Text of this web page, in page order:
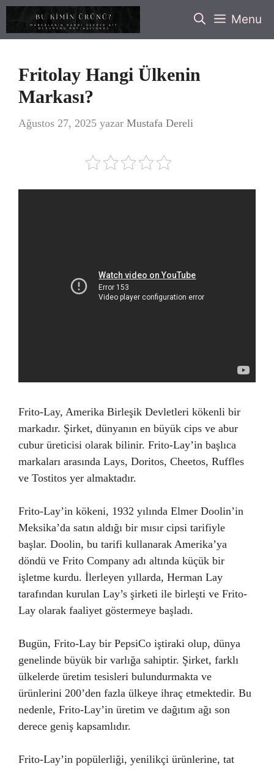
İçeriğe
Menu
Fritolay Hangi Ülkenin
Markası?
Ağustos 27, 2025 yazar Mustafa Dereli
Frito-Lay, Amerika Birleşik Devletleri kökenli bir
markadır. Şirket, dünyanın en büyük cips ve abur
cubur üreticisi olarak bilinir. Frito-Lay’in başlıca
markaları arasında Lays, Doritos, Cheetos, Ruffles
ve Tostitos yer almaktadır.
Frito-Lay’in kökeni, 1932 yılında Elmer Doolin’in
Meksika’da satın aldığı bir mısır cipsi tarifiyle
başlar. Doolin, bu tarifi kullanarak Amerika’ya
döndü ve Frito Company adı altında küçük bir
işletme kurdu. İlerleyen yıllarda, Herman Lay
tarafından kurulan Lay’s şirketi ile birleşti ve Frito-
Lay olarak faaliyet göstermeye başladı.
Bugün, Frito-Lay bir PepsiCo iştiraki olup, dünya
genelinde büyük bir varlığa sahiptir. Şirket, farklı
ülkelerde üretim tesisleri bulundurmakta ve
ürünlerini 200’den fazla ülkeye ihraç etmektedir. Bu
nedenle, Frito-Lay’in üretim ve dağıtım ağı son
derece geniş kapsamlıdır.
Frito-Lay’in popülerliği, yenilikçi ürünlerine, tat